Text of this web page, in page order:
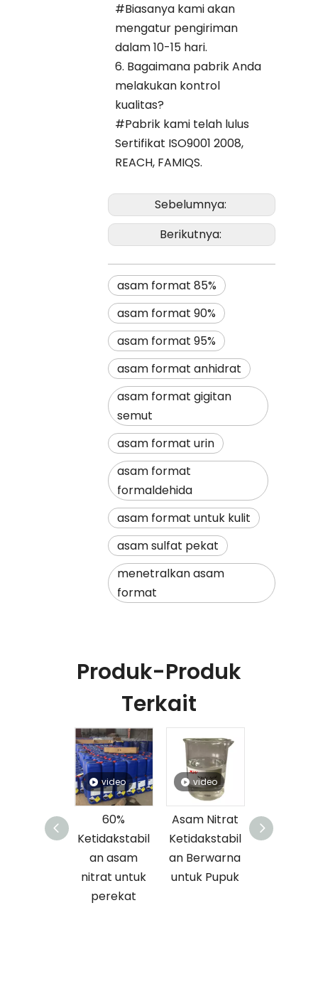
#Biasanya kami akan
mengatur pengiriman
dalam 10-15 hari.
6. Bagaimana pabrik Anda
melakukan kontrol
kualitas?
#Pabrik kami telah lulus
Sertifikat ISO9001 2008,
REACH, FAMIQS.
Sebelumnya:
Berikutnya:
asam format 85%
asam format 90%
asam format 95%
asam format anhidrat
asam format gigitan
semut
asam format urin
asam format
formaldehida
asam format untuk kulit
asam sulfat pekat
menetralkan asam
format
Produk-Produk
Terkait
video
Asam Nitrat
Ketidakstabil
an Berwarna
untuk Pupuk
video
60% Asam
Nitrat Cair
untuk
Memurnikan
68%
Nitrat